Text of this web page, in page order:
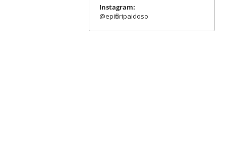
Instagram:
@epifloripaidoso